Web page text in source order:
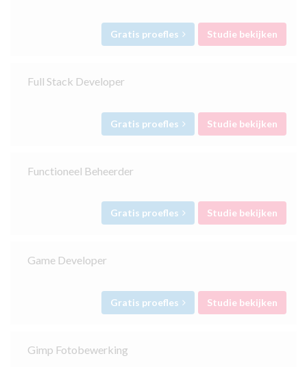
Gratis proefles Studie bekijken
Full Stack Developer
Gratis proefles Studie bekijken
Functioneel Beheerder
Gratis proefles Studie bekijken
Game Developer
Gratis proefles Studie bekijken
Gimp Fotobewerking